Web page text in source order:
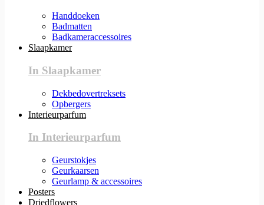
Handdoeken
Badmatten
Badkameraccessoires
Slaapkamer
In Slaapkamer
Dekbedovertreksets
Opbergers
Interieurparfum
In Interieurparfum
Geurstokjes
Geurkaarsen
Geurlamp & accessoires
Posters
Driedflowers